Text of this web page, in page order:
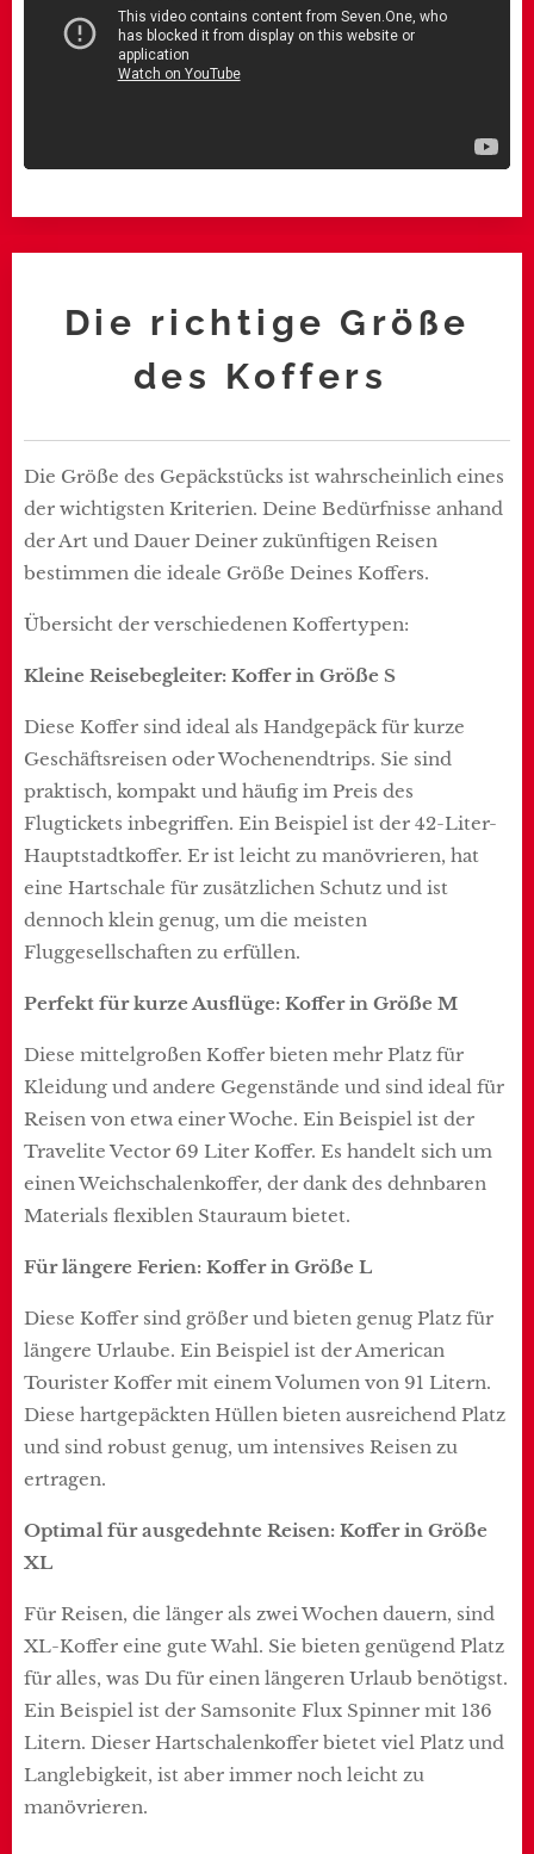
Die richtige Größe
des Koffers
Die Größe des Gepäckstücks ist wahrscheinlich eines
der wichtigsten Kriterien. Deine Bedürfnisse anhand
der Art und Dauer Deiner zukünftigen Reisen
bestimmen die ideale Größe Deines Koffers.
Übersicht der verschiedenen Koffertypen:
Kleine Reisebegleiter: Koffer in Größe S
Diese Koffer sind ideal als Handgepäck für kurze
Geschäftsreisen oder Wochenendtrips. Sie sind
praktisch, kompakt und häufig im Preis des
Flugtickets inbegriffen. Ein Beispiel ist der 42-Liter-
Hauptstadtkoffer. Er ist leicht zu manövrieren, hat
eine Hartschale für zusätzlichen Schutz und ist
dennoch klein genug, um die meisten
Fluggesellschaften zu erfüllen.
Perfekt für kurze Ausflüge: Koffer in Größe M
Diese mittelgroßen Koffer bieten mehr Platz für
Kleidung und andere Gegenstände und sind ideal für
Reisen von etwa einer Woche. Ein Beispiel ist der
Travelite Vector 69 Liter Koffer. Es handelt sich um
einen Weichschalenkoffer, der dank des dehnbaren
Materials flexiblen Stauraum bietet.
Für längere Ferien: Koffer in Größe L
Diese Koffer sind größer und bieten genug Platz für
längere Urlaube. Ein Beispiel ist der American
Tourister Koffer mit einem Volumen von 91 Litern.
Diese hartgepäckten Hüllen bieten ausreichend Platz
und sind robust genug, um intensives Reisen zu
ertragen.
Optimal für ausgedehnte Reisen: Koffer in Größe
XL
Für Reisen, die länger als zwei Wochen dauern, sind
XL-Koffer eine gute Wahl. Sie bieten genügend Platz
für alles, was Du für einen längeren Urlaub benötigst.
Ein Beispiel ist der Samsonite Flux Spinner mit 136
Litern. Dieser Hartschalenkoffer bietet viel Platz und
Langlebigkeit, ist aber immer noch leicht zu
manövrieren.